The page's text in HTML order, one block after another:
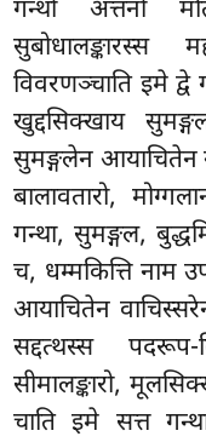
गन्थो अत्तनो
सुबोधालङ्कारस्स
विवरणञ्चाति इमे द्वे
खुद्दसिक्खाय
सुमङ्गलेन आयाचितेन
बालावतारो,
गन्था, सुमङ्गल,
च, धम्मकित्ति नाम
आयाचितेन
सद्दत्थस्स
सीमालङ्कारो,
चाति इमे सत्त